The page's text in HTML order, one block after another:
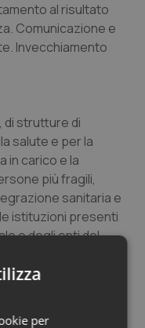
al risultato
Comunicazione e
Invecchiamento
di strutture di
salute e per la
in carico e la
più fragili,
sanitaria e
istituzioni presenti
e degli enti del
che riducano
la
per